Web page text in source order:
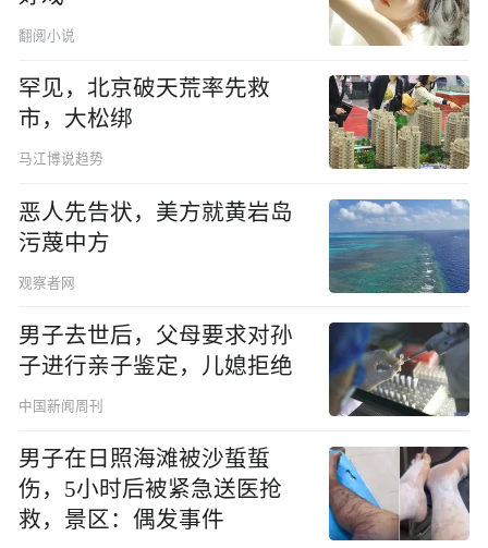
翻阅小说
罕见，北京破天荒率先救
市，大松绑
马江博说趋势
恶人先告状，美方就黄岩岛
污蔑中方
观察者网
男子去世后，父母要求对孙
子进行亲子鉴定，儿媳拒绝
中国新闻周刊
男子在日照海滩被沙蜇蜇
伤，5小时后被紧急送医抢
救，景区：偶发事件